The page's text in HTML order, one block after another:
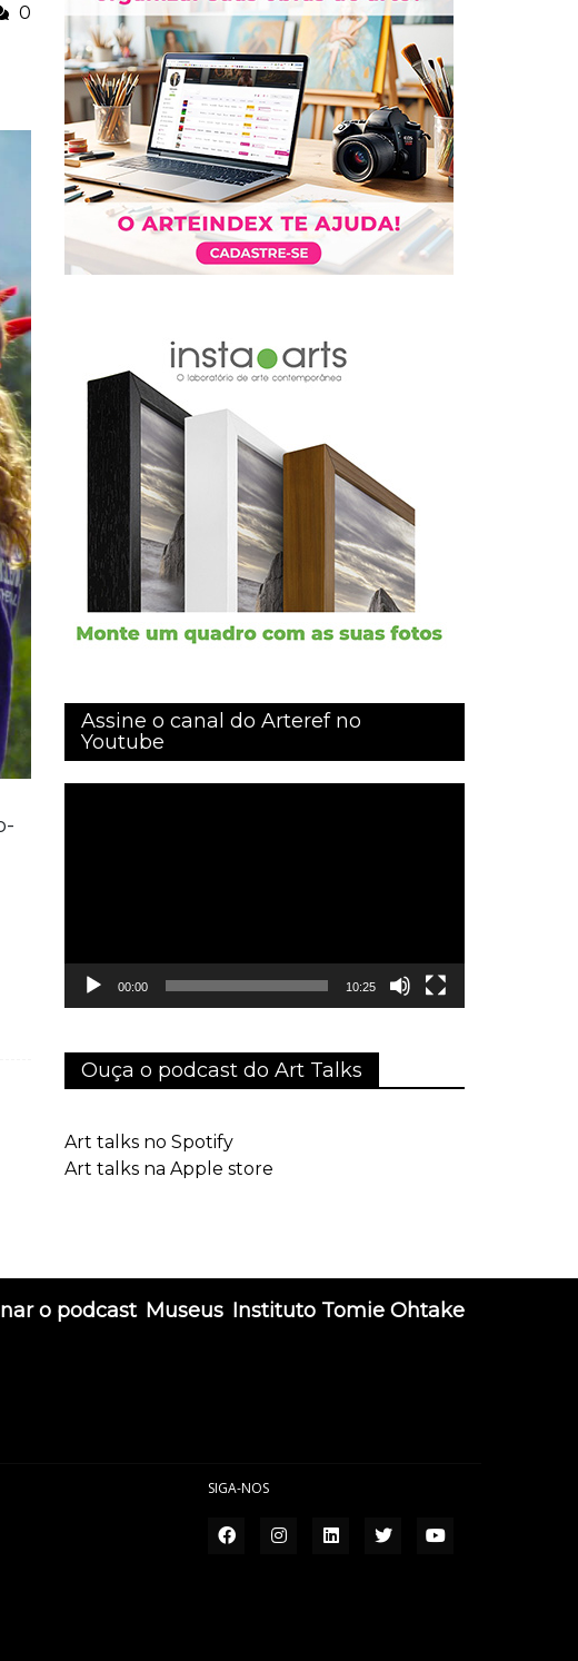
0
Assine o canal do Arteref no
Youtube
00:00 10:25
Ouça o podcast do Art Talks
Art talks no Spotify
Art talks na Apple store
o podcast Museus Instituto Tomie Ohtake
SIGA-NOS